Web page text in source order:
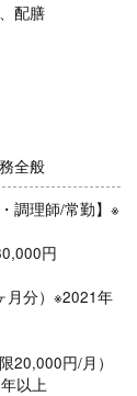
配膳
全般
調理師/常勤】※
円
月分）※2021年
20,000円/月）
以上